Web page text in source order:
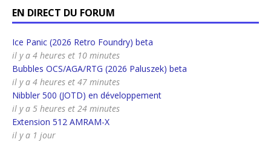
EN DIRECT DU FORUM
Ice Panic (2026 Retro Foundry) beta
il y a 4 heures et 10 minutes
Bubbles OCS/AGA/RTG (2026 Paluszek) beta
il y a 4 heures et 47 minutes
Nibbler 500 (JOTD) en développement
il y a 5 heures et 24 minutes
Extension 512 AMRAM-X
il y a 1 jour